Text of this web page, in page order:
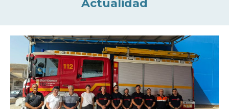
Actualidad